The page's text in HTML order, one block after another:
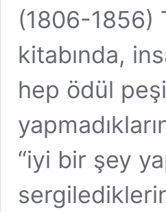
(1806-1856)
kitabında,
hep ödül
“iyi bir şey